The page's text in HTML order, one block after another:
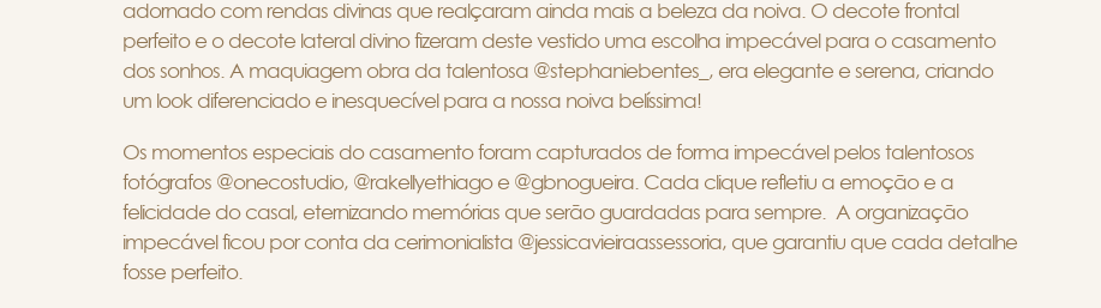
adornado com rendas divinas que realçaram ainda mais a beleza da noiva. O decote frontal
perfeito e o decote lateral divino fizeram deste vestido uma escolha impecável para o casamento
dos sonhos. A maquiagem obra da talentosa @stephaniebentes_, era elegante e serena, criando
um look diferenciado e inesquecível para a nossa noiva belíssima!
Os momentos especiais do casamento foram capturados de forma impecável pelos talentosos
fotógrafos @onecostudio, @rakellyethiago e @gbnogueira. Cada clique refletiu a emoção e a
felicidade do casal, eternizando memórias que serão guardadas para sempre. A organização
impecável ficou por conta da cerimonialista @jessicavieiraassessoria, que garantiu que cada detalhe
fosse perfeito.